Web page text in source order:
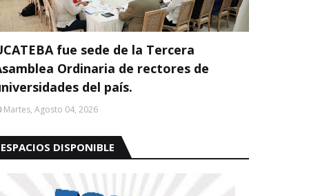
fue sede de la Tercera
Ordinaria de rectores de
del país.
Martes, Agosto 04, 2026
ESPACIOS DISPONIBLE